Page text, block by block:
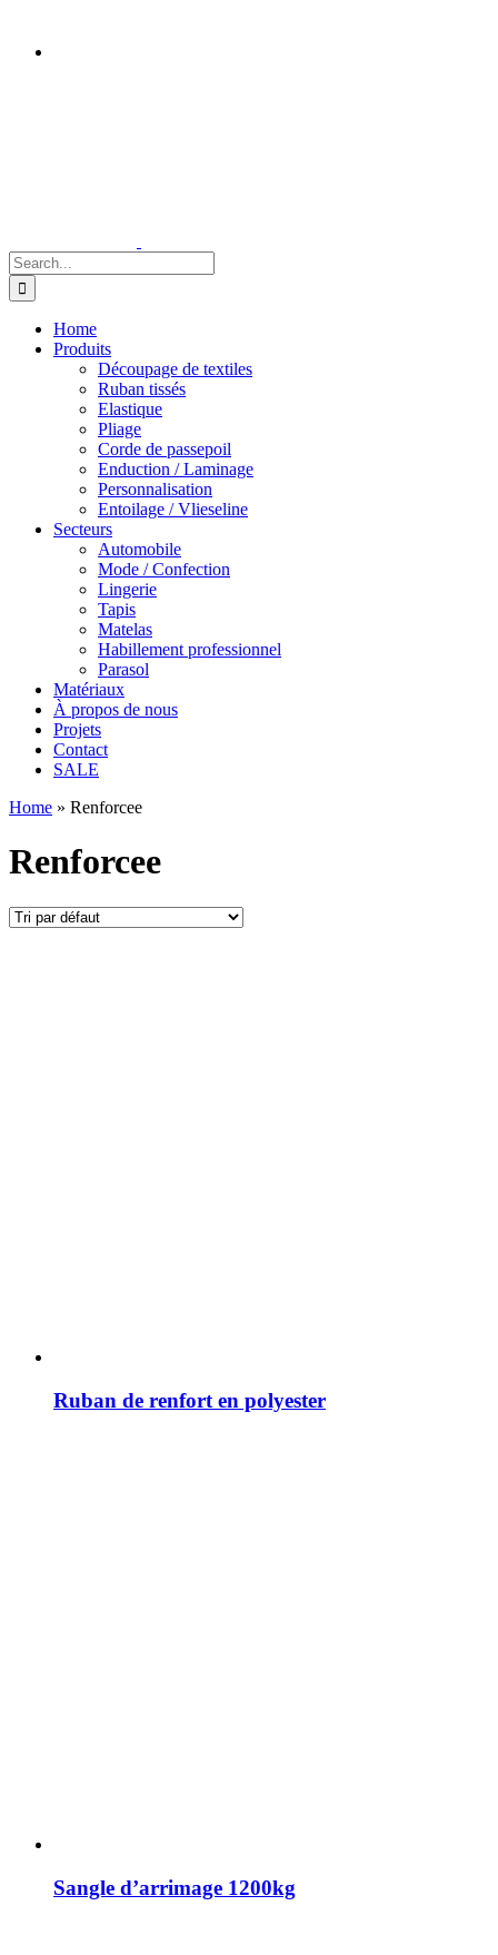
Search
for:
Home
Produits
Découpage de textiles
Ruban tissés
Elastique
Pliage
Corde de passepoil
Enduction / Laminage
Personnalisation
Entoilage / Vlieseline
Secteurs
Automobile
Mode / Confection
Lingerie
Tapis
Matelas
Habillement professionnel
Parasol
Matériaux
À propos de nous
Projets
Contact
SALE
Home » Renforcee
Renforcee
Ruban de renfort en polyester
Sangle d’arrimage 1200kg